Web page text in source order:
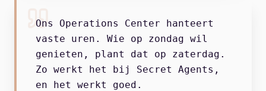
Ons Operations Center hanteert
vaste uren. Wie op zondag wil
genieten, plant dat op zaterdag.
Zo werkt het bij Secret Agents,
en het werkt goed.